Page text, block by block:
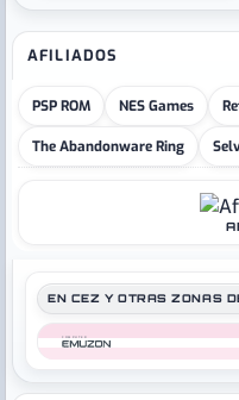
AFILIADOS
PSP ROM NES Games
The Abandonware Ring
EN CEZ Y OTRAS ZONAS
COMPUTER